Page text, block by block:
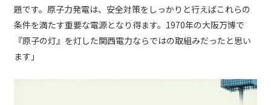
題です。原子力発電は、安全対策をしっかりと行えばこれらの
条件を満たす重要な電源となり得ます。1970年の大阪万博で
『原子の灯』を灯した関西電力ならではの取組みだったと思い
ます」